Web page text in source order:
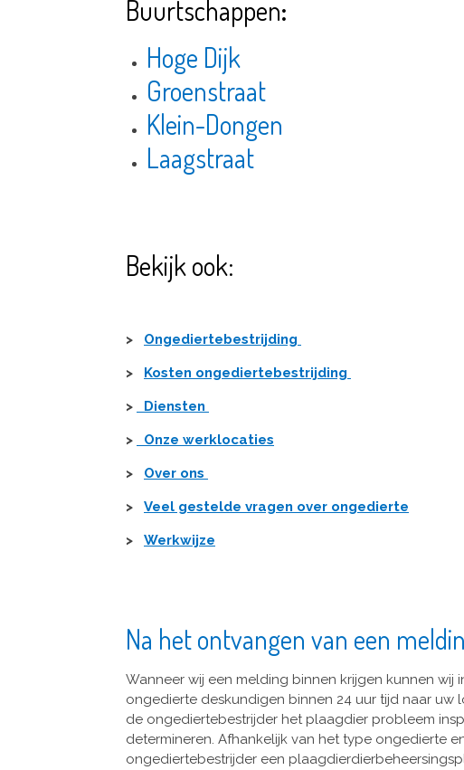
Buurtschappen:
Hoge Dijk
Groenstraat
Klein-Dongen
Laagstraat
Bekijk ook:
> Ongediertebestrijding
> Kosten ongediertebestrijding
> Diensten
> Onze werklocaties
> Over ons
> Veel gestelde vragen over ongedierte
> Werkwijze
Na het ontvangen van een
Wanneer wij een melding binnen krijgen kunnen wij
ongedierte deskundigen binnen 24 uur tijd naar uw
de ongediertebestrijder het plaagdier probleem
determineren. Afhankelijk van het type ongedierte
ongediertebestrijder een